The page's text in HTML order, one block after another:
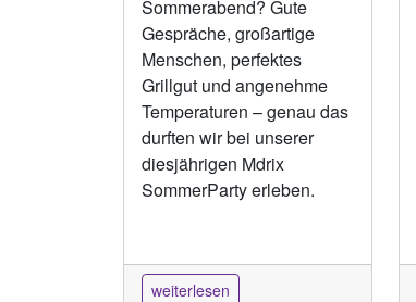
Sommerabend? Gute
Gespräche, großartige
Menschen, perfektes
Grillgut und angenehme
Temperaturen – genau das
durften wir bei unserer
diesjährigen Mdrix
SommerParty erleben.
weiterlesen